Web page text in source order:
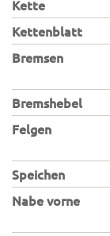
Kette
Kettenblatt
Bremsen
Bremshebel
Felgen
Speichen
Nabe vorne